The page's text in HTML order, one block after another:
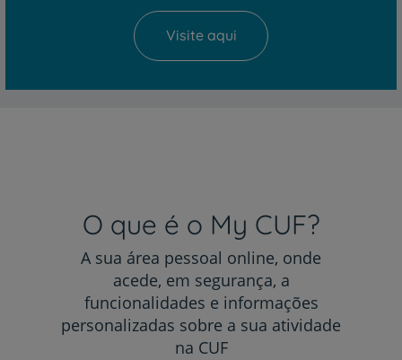
Visite aqui
O que é o My CUF?
A sua área pessoal online, onde
acede, em segurança, a
funcionalidades e informações
personalizadas sobre a sua atividade
na CUF